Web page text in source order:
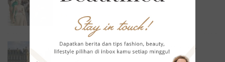
Terinspirasi dari...
,Lookbook July 20, 2023
Valentino Haute Couture Fall Winter 2023,
Simple Tapi...